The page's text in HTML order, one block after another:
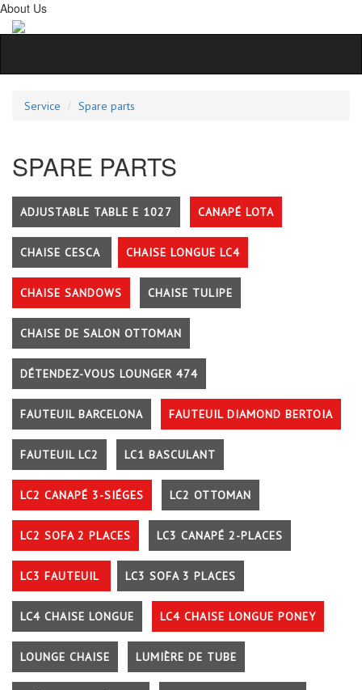
About Us
Service Spare parts
SPARE PARTS
ADJUSTABLE TABLE E 1027 CANAPÉ LOTA
CHAISE CESCA CHAISE LONGUE LC4
CHAISE SANDOWS CHAISE TULIPE
CHAISE DE SALON OTTOMAN
DÉTENDEZ-VOUS LOUNGER 474
FAUTEUIL BARCELONA FAUTEUIL DIAMOND BERTOIA
FAUTEUIL LC2 LC1 BASCULANT
LC2 CANAPÉ 3-SIÉGES LC2 OTTOMAN
LC2 SOFA 2 PLACES LC3 CANAPÉ 2-PLACES
LC3 FAUTEUIL LC3 SOFA 3 PLACES
LC4 CHAISE LONGUE LC4 CHAISE LONGUE PONEY
LOUNGE CHAISE LUMIÈRE DE TUBE